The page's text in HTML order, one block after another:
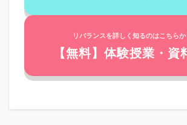
リバランスを詳しく知るのはこちらか
【無料】体験授業・資